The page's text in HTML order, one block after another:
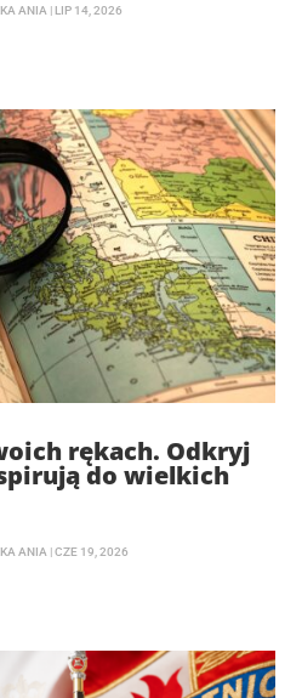
ANIA LIP 14, 2026
rękach. Odkryj
do wielkich
ANIA |CZE 19, 2026